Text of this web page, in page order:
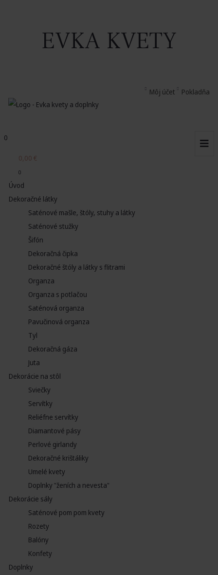
EVKA KVETY
Môj účet Pokladňa
0
0,00 €
0
Úvod
Dekoračné látky
Saténové mašle, štóly, stuhy a látky
Saténové stužky
Šifón
Dekoračná čipka
Dekoračné štóly a látky s flitrami
Organza
Organza s potlačou
Saténová organza
Pavučinová organza
Tyl
Dekoračná gáza
Juta
Dekorácie na stôl
Sviečky
Servítky
Reliéfne servítky
Diamantové pásy
Perlové girlandy
Dekoračné krištáliky
Umelé kvety
Doplnky "ženích a nevesta"
Dekorácie sály
Saténové pom pom kvety
Rozety
Balóny
Konfety
Doplnky